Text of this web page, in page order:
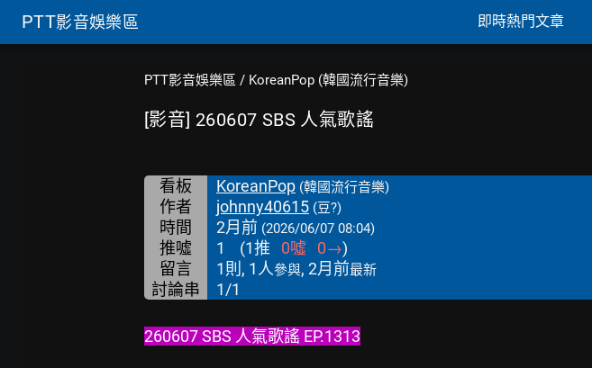
PTT影音娛樂區 即時熱門文章
PTT影音娛樂區 / KoreanPop (韓國流行音樂)
[影音] 260607 SBS 人氣歌謠
看板 KoreanPop (韓國流行音樂)
作者 johnny40615 (豆?)
時間 2月前 (2026/06/07 08:04)
推噓 1 (1推 0噓 0→)
留言
1則, 1人參與, 2月前最新
討論串 1/1
260607 SBS 人氣歌謠 EP.1313